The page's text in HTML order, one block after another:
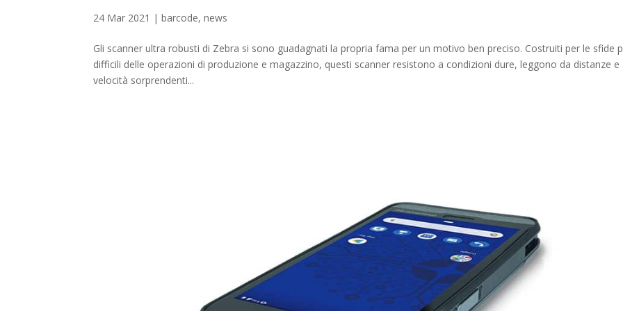
24 Mar 2021 |barcode,news
Gli scanner ultra robusti di Zebra si sono guadagnati la propria fama per un motivo ben preciso. Costruiti per le sfide
difficili delle operazioni di produzione e magazzino, questi scanner resistono a condizioni dure, leggono da distanze e
velocità sorprendenti...